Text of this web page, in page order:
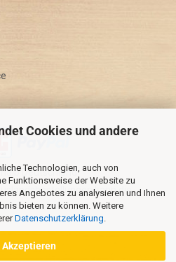
Cookies und andere
Technologien, auch von
Funktionsweise der Website zu
Angebotes zu analysieren und Ihnen
bieten zu können. Weitere
Datenschutzerklärung
Akzeptieren
Deutschland
kann die